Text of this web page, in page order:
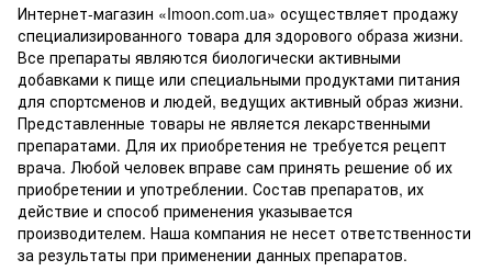
Интернет-магазин «Imoon.com.ua» осуществляет продажу
специализированного товара для здорового образа жизни.
Все препараты являются биологически активными
добавками к пище или специальными продуктами питания
для спортсменов и людей, ведущих активный образ жизни.
Представленные товары не является лекарственными
препаратами. Для их приобретения не требуется рецепт
врача. Любой человек вправе сам принять решение об их
приобретении и употреблении. Состав препаратов, их
действие и способ применения указывается
производителем. Наша компания не несет ответственности
за результаты при применении данных препаратов.